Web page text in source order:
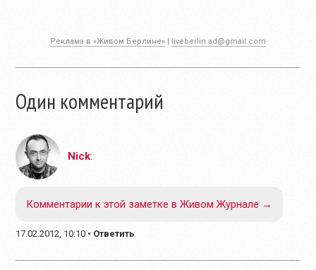
Реклама в «Живом Берлине» | liveberlin.ad@gmail.com
Один комментарий
Nick:
Комментарии к этой заметке в Живом Журнале →
17.02.2012, 10:10 • Ответить